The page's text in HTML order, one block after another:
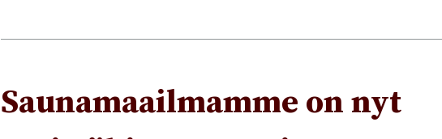
Saunamaailmamme on nyt